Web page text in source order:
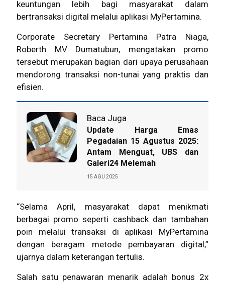
keuntungan lebih bagi masyarakat dalam
bertransaksi digital melalui aplikasi MyPertamina.
Corporate Secretary Pertamina Patra Niaga,
Roberth MV Dumatubun, mengatakan promo
tersebut merupakan bagian dari upaya perusahaan
mendorong transaksi non-tunai yang praktis dan
efisien.
Baca Juga
Update Harga Emas
Pegadaian 15 Agustus 2025:
Antam Menguat, UBS dan
Galeri24 Melemah
15 AGU 2025
“Selama April, masyarakat dapat menikmati
berbagai promo seperti cashback dan tambahan
poin melalui transaksi di aplikasi MyPertamina
dengan beragam metode pembayaran digital,”
ujarnya dalam keterangan tertulis.
Salah satu penawaran menarik adalah bonus 2x